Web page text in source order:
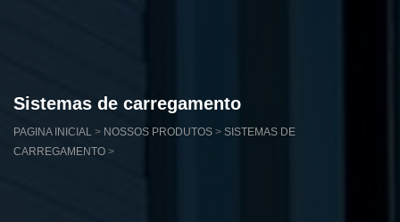
Sistemas de carregamento
PAGINA INICIAL > NOSSOS PRODUTOS > SISTEMAS DE
CARREGAMENTO >